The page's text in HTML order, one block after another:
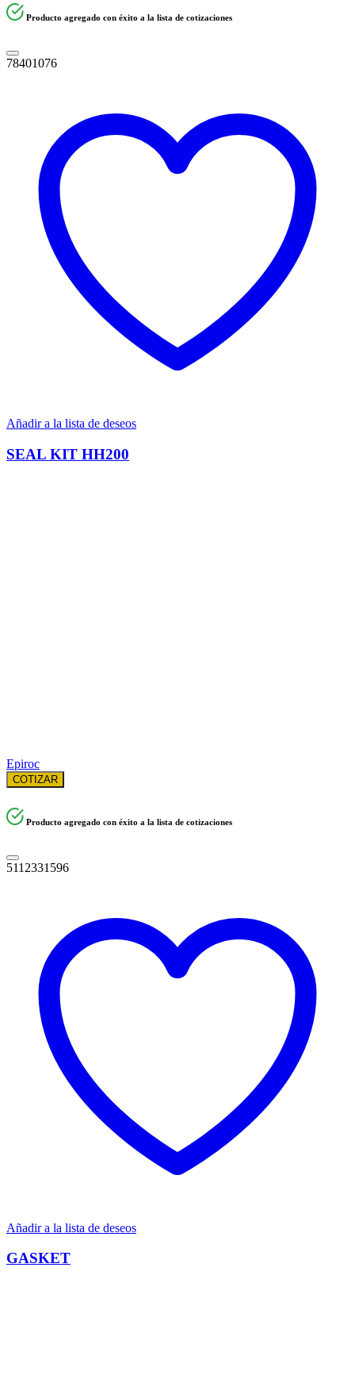
Producto agregado con éxito a la lista de cotizaciones
78401076
Añadir a la lista de deseos
SEAL KIT HH200
Epiroc
COTIZAR
Producto agregado con éxito a la lista de cotizaciones
5112331596
Añadir a la lista de deseos
GASKET